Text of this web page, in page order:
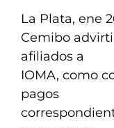
La Plata, ene
Cemibo
afiliados a
IOMA, como
pagos